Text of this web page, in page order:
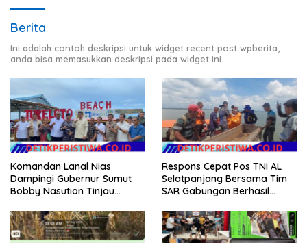
Berita
Ini adalah contoh deskripsi untuk widget recent post wpberita,
anda bisa memasukkan deskripsi pada widget ini.
Komandan Lanal Nias
Dampingi Gubernur Sumut
Bobby Nasution Tinjau
Budidaya Rumput Laut di
Nias Utara
Respons Cepat Pos TNI AL
Selatpanjang Bersama Tim
SAR Gabungan Berhasil
Kapal Karam di Perairan
Mengkikip Kepulauan Meranti